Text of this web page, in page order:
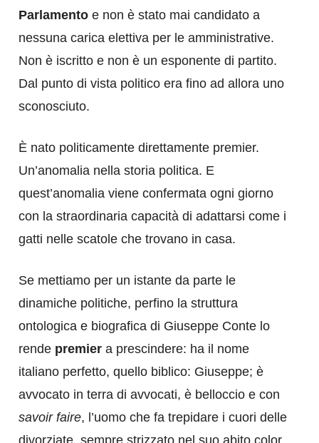
Parlamento e non è stato mai candidato a
nessuna carica elettiva per le amministrative.
Non è iscritto e non è un esponente di partito.
Dal punto di vista politico era fino ad allora uno
sconosciuto.
È nato politicamente direttamente premier.
Un’anomalia nella storia politica. E
quest’anomalia viene confermata ogni giorno
con la straordinaria capacità di adattarsi come i
gatti nelle scatole che trovano in casa.
Se mettiamo per un istante da parte le
dinamiche politiche, perfino la struttura
ontologica e biografica di Giuseppe Conte lo
rende premier a prescindere: ha il nome
italiano perfetto, quello biblico: Giuseppe; è
avvocato in terra di avvocati, è belloccio e con
savoir faire, l’uomo che fa trepidare i cuori delle
divorziate, sempre strizzato nel suo abito color